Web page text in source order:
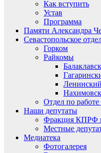
Как вступить
Устав
Программа
Памяти Александра
Севастопольское
Горком
Райкомы
Отдел по
Наши депутаты
Фракция КПРФ в
Местные
Медиатека
Фотогалерея